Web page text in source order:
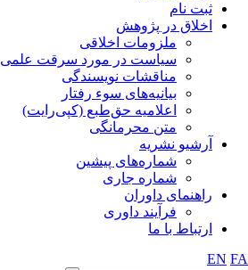
ثبت نام
اخلاق در پژوهش
ملزومات اخلاقی
سیاست در مورد سرقت علمی
مناقشات نویسندگی
بیانیه‌های سوء رفتار
اعلامیه حق‌طبع (کپی‌رایت)
متن محرمانگی
آرشیو نشریه
شماره‌های پیشین
شماره جاری
راهنمای داوران
فرآیند داوری
ارتباط با ما
EN FA